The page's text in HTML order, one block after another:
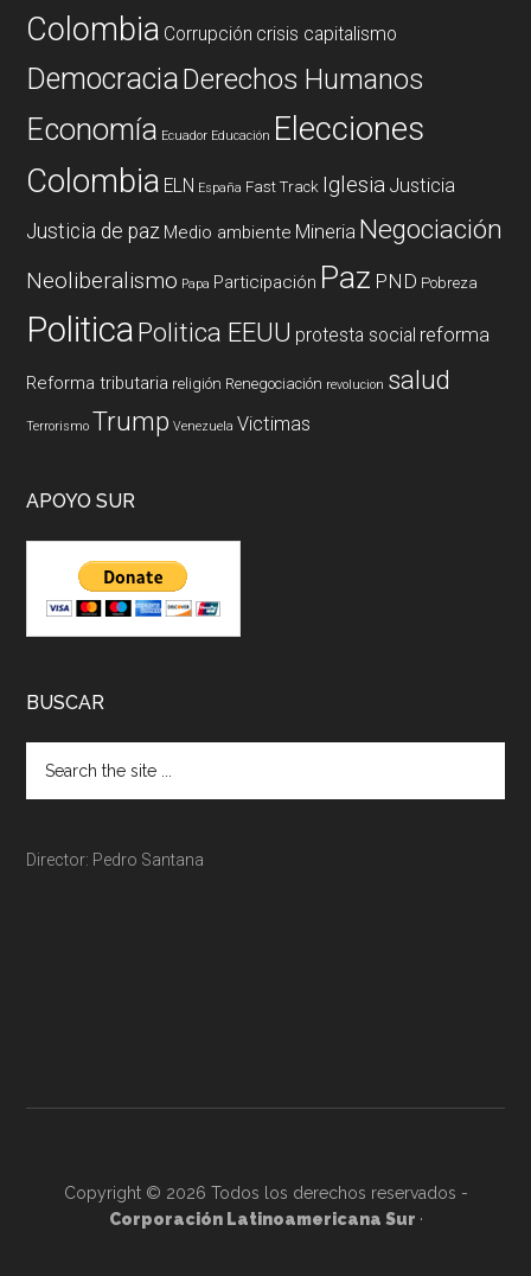
Colombia Corrupción crisis capitalismo
DemocraciaDerechos Humanos
Economía Ecuador Educación Elecciones
Colombia ELN España Fast Track Iglesia Justicia
Justicia de paz Medio ambiente Mineria Negociación
Neoliberalismo Papa Participación Paz PND Pobreza
PoliticaPolitica EEUU protesta social reforma
Reforma tributaria religión Renegociación revolucion salud
Terrorismo Trump Venezuela Victimas
APOYO SUR
BUSCAR
Director: Pedro Santana
Copyright © 2026 Todos los derechos reservados -
Corporación Latinoamericana Sur ·